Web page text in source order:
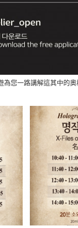
為您一路講解這其中的奧